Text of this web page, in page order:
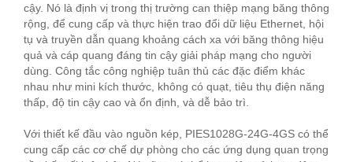
cậy. Nó là định vị trong thị trường can thiệp mạng băng thông
rộng, để cung cấp và thực hiện trao đổi dữ liệu Ethernet, hội
tụ và truyền dẫn quang khoảng cách xa với băng thông hiệu
quả và cáp quang đáng tin cậy giải pháp mạng cho người
dùng. Công tắc công nghiệp tuân thủ các đặc điểm khác
nhau như mini kích thước, không có quạt, tiêu thụ điện năng
thấp, độ tin cậy cao và ổn định, và dễ bảo trì.
Với thiết kế đầu vào nguồn kép, PIES1028G-24G-4GS có thể
cung cấp các cơ chế dự phòng cho các ứng dụng quan trọng